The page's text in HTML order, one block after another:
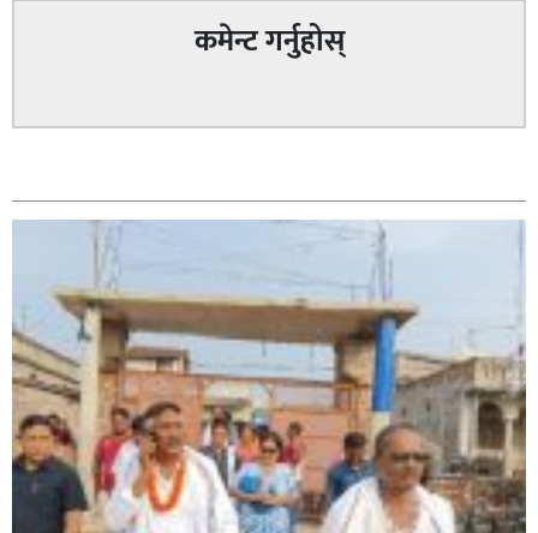
सिराहा-२ मा संजय यादव भिड्ने !
कमेन्ट गर्नुहोस्